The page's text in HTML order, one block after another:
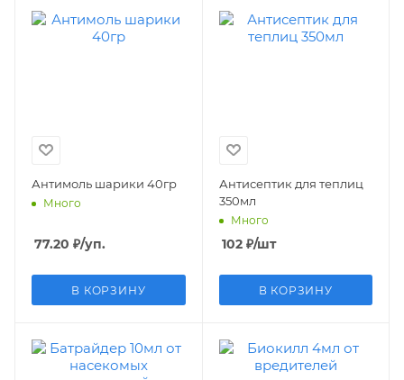
Антимоль шарики 40гр
Много
77.20 ₽/уп.
В КОРЗИНУ
Антисептик для теплиц
350мл
Много
102₽/шт
В КОРЗИНУ